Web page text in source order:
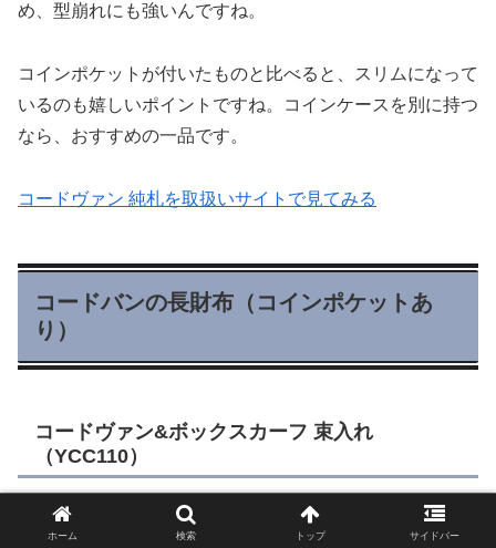
め、型崩れにも強いんですね。
コインポケットが付いたものと比べると、スリムになって
いるのも嬉しいポイントですね。コインケースを別に持つ
なら、おすすめの一品です。
コードヴァン 純札を取扱いサイトで見てみる
コードバンの長財布（コインポケットあ
り）
コードヴァン&ボックスカーフ 束入れ
（YCC110）
ホーム 検索 トップ サイドバー